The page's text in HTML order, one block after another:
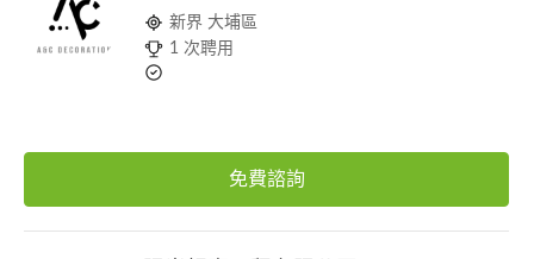
新界 大埔區
1 次聘用
免費諮詢